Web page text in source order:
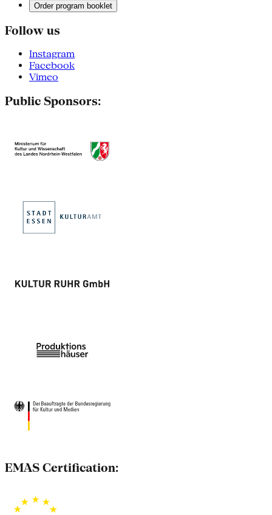
Order program booklet
Follow us
Instagram
Facebook
Vimeo
Public Sponsors:
EMAS Certification: